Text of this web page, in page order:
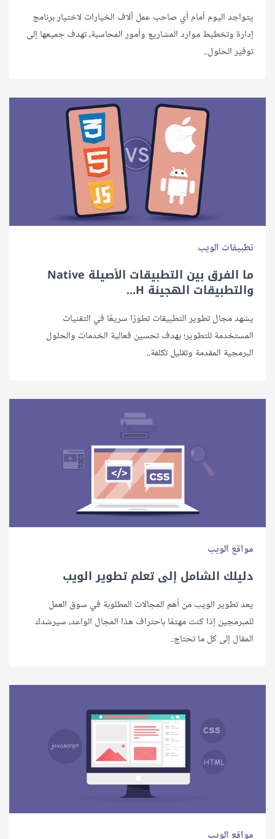
يتواجد اليوم أمام أي صاحب عمل آلاف الخيارات لاختيار برنامج
إدارة وتخطيط موارد المشاريع وأمور المحاسبة، تهدف جميعها إلى
توفير الحلول..
تطبيقات الويب
ما اﻟﻔﺮق ﺑﻴﻦ اﻟﺘﻄﺒﻴﻘﺎت الأصيلة Native
واﻟﺘﻄﺒﻴﻘﺎت اﻟﻬﺠﻴﻨﺔ H...
يشهد مجال تطوير التطبيقات تطورًا سريعًا في التقنيات
المستخدمة للتطوير؛ بهدف تحسين فعالية الخدمات والحلول
البرمجية المقدمة وتقليل تكلفة..
مواقع الويب
دليلك الشامل إلى تعلم تطوير الويب
يعد تطوير الويب من أهم المجالات المطلوبة في سوق العمل
للمبرمجين إذا كنت مهتمًا باحتراف هذا المجال الواعد، سيرشدك
المقال إلى كل ما تحتاج..
مواقع الويب